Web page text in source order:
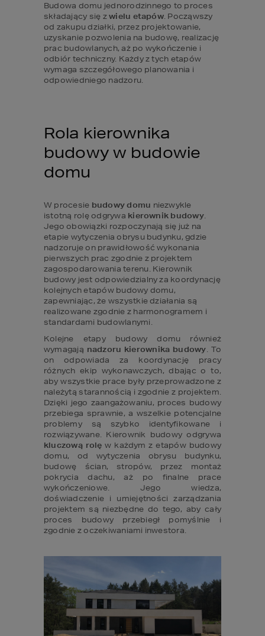
Budowa domu jednorodzinnego to proces
składający się z wielu etapów. Począwszy
od zakupu działki, przez projektowanie,
uzyskanie pozwolenia na budowę, realizację
prac budowlanych, aż po wykończenie i
odbiór techniczny. Każdy z tych etapów
wymaga szczegółowego planowania i
odpowiedniego nadzoru.
Rola kierownika
budowy w budowie
domu
W procesie budowy domu niezwykle
istotną rolę odgrywa kierownik budowy.
Jego obowiązki rozpoczynają się już na
etapie wytyczenia obrysu budynku, gdzie
nadzoruje on prawidłowość wykonania
pierwszych prac zgodnie z projektem
zagospodarowania terenu. Kierownik
budowy jest odpowiedzialny za koordynację
kolejnych etapów budowy domu,
zapewniając, że wszystkie działania są
realizowane zgodnie z harmonogramem i
standardami budowlanymi.
Kolejne etapy budowy domu również
wymagają nadzoru kierownika budowy. To
on odpowiada za koordynację pracy
różnych ekip wykonawczych, dbając o to,
aby wszystkie prace były przeprowadzone z
należytą starannością i zgodnie z projektem.
Dzięki jego zaangażowaniu, proces budowy
przebiega sprawnie, a wszelkie potencjalne
problemy są szybko identyfikowane i
kluczową rolę w każdym z etapów budowy
domu, od wytyczenia obrysu budynku,
budowę ścian, stropów, przez montaż
pokrycia dachu, aż po finalne prace
wykończeniowe. Jego wiedza,
doświadczenie i umiejętności zarządzania
projektem są niezbędne do tego, aby cały
proces budowy przebiegł pomyślnie i
zgodnie z oczekiwaniami inwestora.